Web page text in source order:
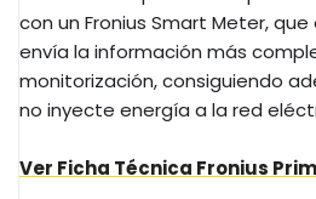
con un Fronius Smart Meter,
envía la información más
monitorización, consiguiendo
no inyecte energía a la red
Ver Ficha Técnica Fronius